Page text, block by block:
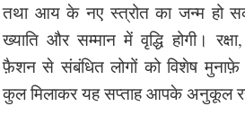
तथा आय के नए स्त्रोत का जन्म हो
ख्याति और सम्मान में वृद्धि होगी।
फ़ैशन से संबंधित लोगों को विशेष
कुल मिलाकर यह सप्ताह आपके अनुकूल